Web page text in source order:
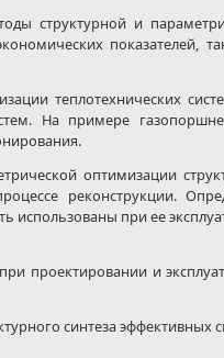
структурной и
показателей,
теплотехнических
На примере
оптимизации
реконструкции.
использованы при ее
проектировании и
синтеза